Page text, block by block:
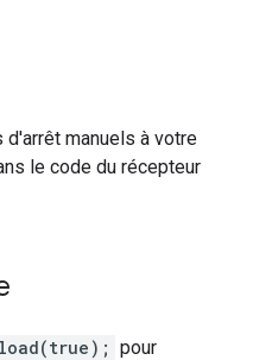
manuels à votre
le code du récepteur
pour